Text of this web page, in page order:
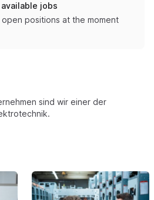
available jobs
positions at the moment
sind wir einer der